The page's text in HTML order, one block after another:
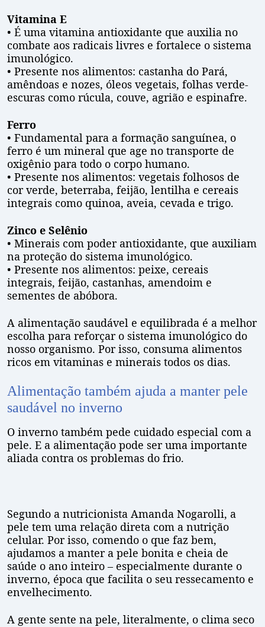
Vitamina E
• É uma vitamina antioxidante que auxilia no
combate aos radicais livres e fortalece o sistema
imunológico.
• Presente nos alimentos: castanha do Pará,
amêndoas e nozes, óleos vegetais, folhas verde-
escuras como rúcula, couve, agrião e espinafre.
Ferro
• Fundamental para a formação sanguínea, o
ferro é um mineral que age no transporte de
oxigênio para todo o corpo humano.
• Presente nos alimentos: vegetais folhosos de
cor verde, beterraba, feijão, lentilha e cereais
integrais como quinoa, aveia, cevada e trigo.
Zinco e Selênio
• Minerais com poder antioxidante, que auxiliam
na proteção do sistema imunológico.
• Presente nos alimentos: peixe, cereais
integrais, feijão, castanhas, amendoim e
sementes de abóbora.
A alimentação saudável e equilibrada é a melhor
escolha para reforçar o sistema imunológico do
nosso organismo. Por isso, consuma alimentos
ricos em vitaminas e minerais todos os dias.
Alimentação também ajuda a manter pele
saudável no inverno
O inverno também pede cuidado especial com a
pele. E a alimentação pode ser uma importante
aliada contra os problemas do frio.
Segundo a nutricionista Amanda Nogarolli, a
pele tem uma relação direta com a nutrição
celular. Por isso, comendo o que faz bem,
ajudamos a manter a pele bonita e cheia de
saúde o ano inteiro – especialmente durante o
inverno, época que facilita o seu ressecamento e
envelhecimento.
A gente sente na pele, literalmente, o clima seco